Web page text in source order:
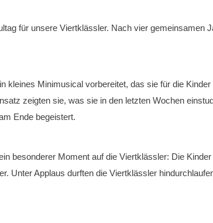
für unsere Viertklässler. Nach vier gemeinsamen
kleines Minimusical vorbereitet, das sie für die
zeigten sie, was sie in den letzten Wochen
Ende begeistert.
besonderer Moment auf die Viertklässler: Die
Unter Applaus durften die Viertklässler